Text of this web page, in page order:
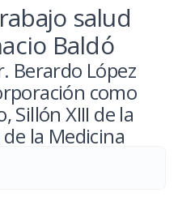
salud
Baldó
Berardo López
como
Sillón XIII de la
la Medicina